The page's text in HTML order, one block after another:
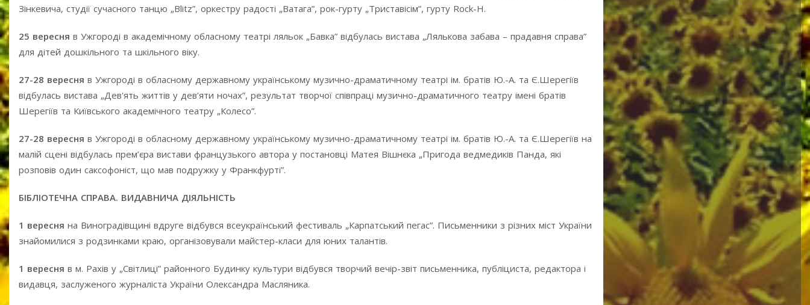
Зінкевича, студії сучасного танцю „Blitz”, оркестру радості „Ватага”, рок-гурту „Триставісім”, гурту Rock-H.
25 вересня в Ужгороді в академічному обласному театрі ляльок „Бавка” відбулась вистава „Лялькова забава – прадавня справа”
для дітей дошкільного та шкільного віку.
27-28 вересня в Ужгороді в обласному державному українському музично-драматичному театрі ім. братів Ю.-А. та Є.Шерегіїв
відбулась вистава „Дев'ять життів у дев’яти ночах”, результат творчої співпраці музично-драматичного театру імені братів
Шерегіїв та Київського академічного театру „Колесо”.
27-28 вересня в Ужгороді в обласному державному українському музично-драматичному театрі ім. братів Ю.-А. та Є.Шерегіїв на
малій сцені відбулась прем’єра вистави французького автора у постановці Матея Вішнєка „Пригода ведмедиків Панда, які
розповів один саксофоніст, що мав подружку у Франкфурті”.
БІБЛІОТЕЧНА СПРАВА. ВИДАВНИЧА ДІЯЛЬНІСТЬ
1 вересня на Виноградівщині вдруге відбувся всеукраїнський фестиваль „Карпатський пегас”. Письменники з різних міст України
знайомилися з родзинками краю, організовували майстер-класи для юних талантів.
1 вересня в м. Рахів у „Світлиці” районного Будинку культури відбувся творчий вечір-звіт письменника, публіциста, редактора і
видавця, заслуженого журналіста України Олександра Масляника.